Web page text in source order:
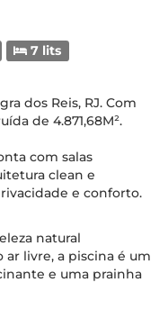
7 lits
dos Reis, RJ. Com
de 4.871,68M².
com salas
clean e
e conforto.
natural
livre, a piscina é um
e uma prainha